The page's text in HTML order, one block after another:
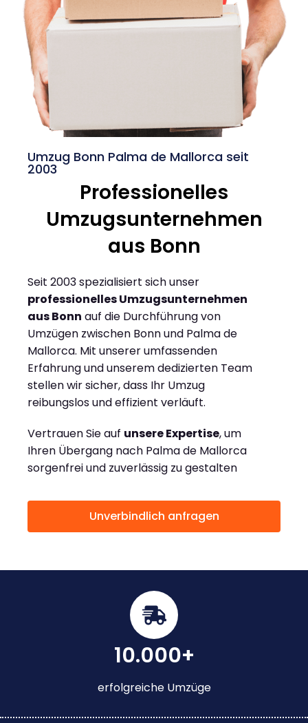
Umzug Bonn Palma de Mallorca seit
2003
Professionelles
Umzugsunternehmen
aus Bonn
Seit 2003 spezialisiert sich unser
professionelles Umzugsunternehmen
aus Bonn auf die Durchführung von
Umzügen zwischen Bonn und Palma de
Mallorca. Mit unserer umfassenden
Erfahrung und unserem dedizierten Team
stellen wir sicher, dass Ihr Umzug
reibungslos und effizient verläuft.
Vertrauen Sie auf unsere Expertise, um
Ihren Übergang nach Palma de Mallorca
sorgenfrei und zuverlässig zu gestalten
Unverbindlich anfragen
10.000+
erfolgreiche Umzüge